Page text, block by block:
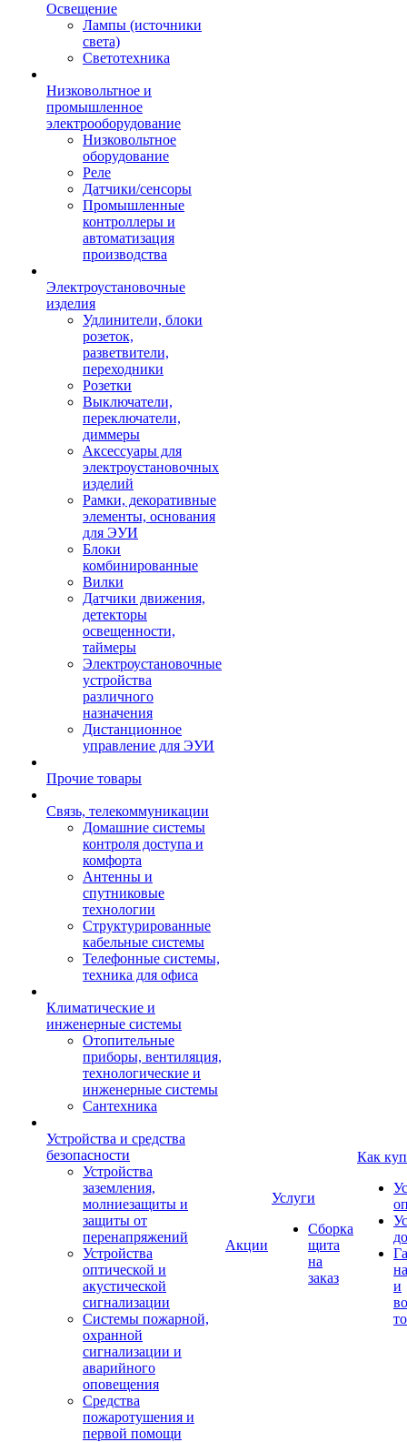
Освещение
Лампы (источники
света)
Светотехника
Низковольтное и
промышленное
электрооборудование
Низковольтное
оборудование
Реле
Датчики/сенсоры
Промышленные
контроллеры и
автоматизация
производства
Электроустановочные
изделия
Удлинители, блоки
розеток,
разветвители,
переходники
Розетки
Выключатели,
переключатели,
диммеры
Аксессуары для
электроустановочных
изделий
Рамки, декоративные
элементы, основания
для ЭУИ
Блоки
комбинированные
Вилки
Датчики движения,
детекторы
освещенности,
таймеры
Электроустановочные
устройства
различного
назначения
Дистанционное
управление для ЭУИ
Прочие товары
Связь, телекоммуникации
Домашние системы
контроля доступа и
комфорта
Антенны и
спутниковые
технологии
Структурированные
кабельные системы
Телефонные системы,
техника для офиса
Климатические и
инженерные системы
Отопительные
приборы, вентиляция,
технологические и
инженерные системы
Сантехника
Устройства и средства
безопасности
Устройства
заземления,
молниезащиты и
защиты от
перенапряжений
Устройства
оптической и
акустической
сигнализации
Системы пожарной,
охранной
сигнализации и
аварийного
оповещения
Средства
пожаротушения и
первой помощи
Акции
Услуги
Сборка
щита
на
заказ
Как
и